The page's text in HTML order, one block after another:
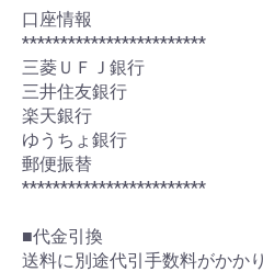
口座情報
************************
三菱ＵＦＪ銀行
三井住友銀行
楽天銀行
ゆうちょ銀行
郵便振替
************************
■代金引換
送料に別途代引手数料がかか